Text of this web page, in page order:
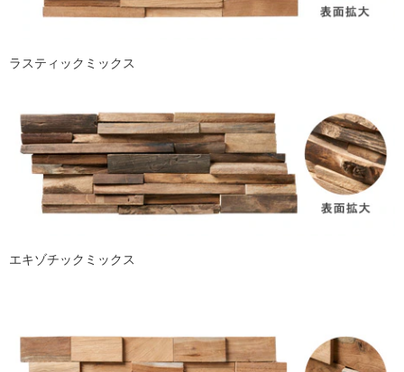
ラスティックミックス
エキゾチックミックス